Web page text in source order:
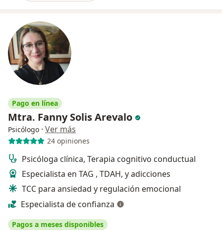
Pago en línea
Mtra. Fanny Solis Arevalo
Psicólogo · Ver más
24 opiniones
Psicóloga clínica, Terapia cognitivo conductual
Especialista en TAG , TDAH, y adicciones
TCC para ansiedad y regulación emocional
Especialista de confianza
Pagos a meses disponibles